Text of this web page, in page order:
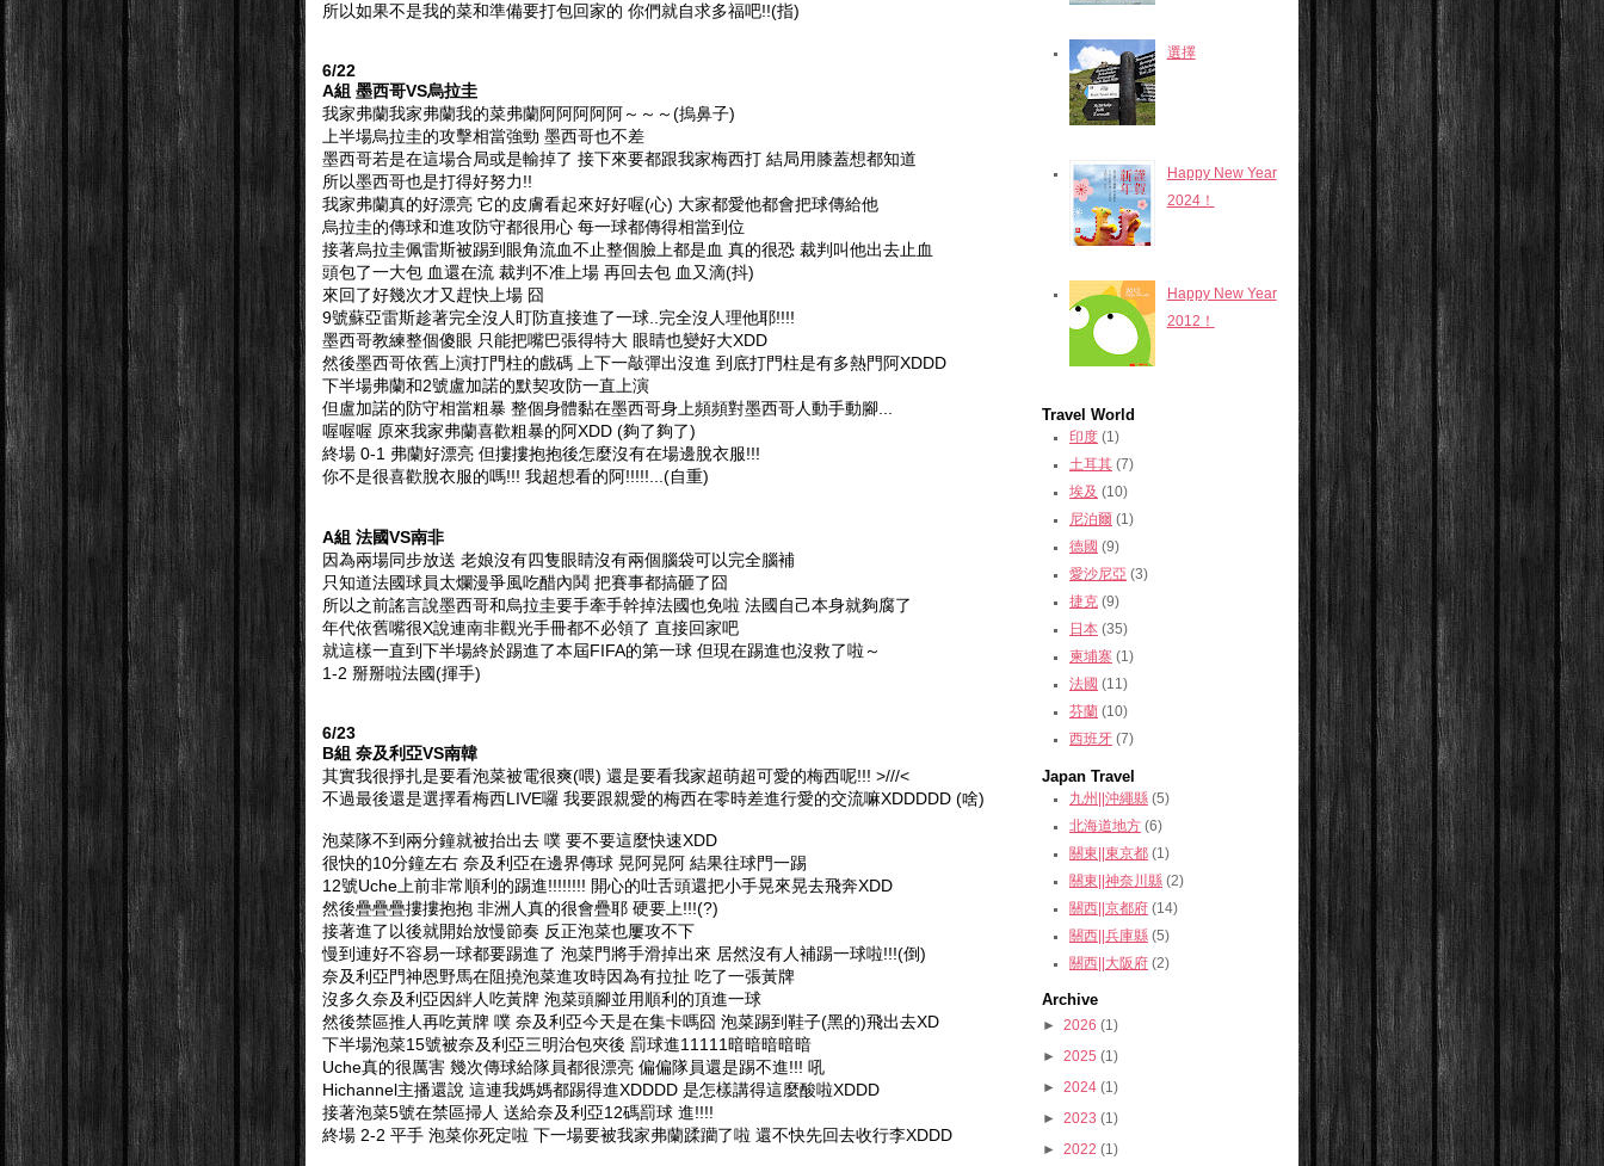
所以如果不是我的菜和準備要打包回家的 你們就自求多福吧!!(指)
6/22
A組 墨西哥VS烏拉圭
我家弗蘭我家弗蘭我的菜弗蘭阿阿阿阿阿～～～(摀鼻子)
上半場烏拉圭的攻擊相當強勁 墨西哥也不差
墨西哥若是在這場合局或是輸掉了 接下來要都跟我家梅西打 結局用膝蓋想都知道
所以墨西哥也是打得好努力!!
我家弗蘭真的好漂亮 它的皮膚看起來好好喔(心) 大家都愛他都會把球傳給他
烏拉圭的傳球和進攻防守都很用心 每一球都傳得相當到位
接著烏拉圭佩雷斯被踢到眼角流血不止整個臉上都是血 真的很恐 裁判叫他出去止血
頭包了一大包 血還在流 裁判不准上場 再回去包 血又滴(抖)
來回了好幾次才又趕快上場 囧
9號蘇亞雷斯趁著完全沒人盯防直接進了一球..完全沒人理他耶!!!!
墨西哥教練整個傻眼 只能把嘴巴張得特大 眼睛也變好大XDD
然後墨西哥依舊上演打門柱的戲碼 上下一敲彈出沒進 到底打門柱是有多熱門阿XDDD
下半場弗蘭和2號盧加諾的默契攻防一直上演
但盧加諾的防守相當粗暴 整個身體黏在墨西哥身上頻頻對墨西哥人動手動腳...
喔喔喔 原來我家弗蘭喜歡粗暴的阿XDD (夠了夠了)
終場 0-1 弗蘭好漂亮 但摟摟抱抱後怎麼沒有在場邊脫衣服!!!
你不是很喜歡脫衣服的嗎!!! 我超想看的阿!!!!!...(自重)
A組 法國VS南非
因為兩場同步放送 老娘沒有四隻眼睛沒有兩個腦袋可以完全腦補
只知道法國球員太爛漫爭風吃醋內鬨 把賽事都搞砸了囧
所以之前謠言說墨西哥和烏拉圭要手牽手幹掉法國也免啦 法國自己本身就夠腐了
年代依舊嘴很X說連南非觀光手冊都不必領了 直接回家吧
就這樣一直到下半場終於踢進了本屆FIFA的第一球 但現在踢進也沒救了啦～
1-2 掰掰啦法國(揮手)
6/23
B組 奈及利亞VS南韓
其實我很掙扎是要看泡菜被電很爽(喂) 還是要看我家超萌超可愛的梅西呢!!! >///<
不過最後還是選擇看梅西LIVE囉 我要跟親愛的梅西在零時差進行愛的交流嘛XDDDDD (啥)
泡菜隊不到兩分鐘就被抬出去 噗 要不要這麼快速XDD
很快的10分鐘左右 奈及利亞在邊界傳球 晃阿晃阿 結果往球門一踢
12號Uche上前非常順利的踢進!!!!!!!! 開心的吐舌頭還把小手晃來晃去飛奔XDD
然後疊疊疊摟摟抱抱 非洲人真的很會疊耶 硬要上!!!(?)
接著進了以後就開始放慢節奏 反正泡菜也屢攻不下
慢到連好不容易一球都要踢進了 泡菜門將手滑掉出來 居然沒有人補踢一球啦!!!(倒)
奈及利亞門神恩野馬在阻撓泡菜進攻時因為有拉扯 吃了一張黃牌
沒多久奈及利亞因絆人吃黃牌 泡菜頭腳並用順利的頂進一球
然後禁區推人再吃黃牌 噗 奈及利亞今天是在集卡嗎囧 泡菜踢到鞋子(黑的)飛出去XD
下半場泡菜15號被奈及利亞三明治包夾後 罰球進11111暗暗暗暗暗
Uche真的很厲害 幾次傳球給隊員都很漂亮 偏偏隊員還是踢不進!!! 吼
Hichannel主播還說 這連我媽媽都踢得進XDDDD 是怎樣講得這麼酸啦XDDD
接著泡菜5號在禁區掃人 送給奈及利亞12碼罰球 進!!!!
終場 2-2 平手 泡菜你死定啦 下一場要被我家弗蘭蹂躪了啦 還不快先回去收行李XDDD
選擇
Happy New Year
2024！
Happy New Year
2012！
Travel World
印度 (1)
土耳其 (7)
埃及 (10)
尼泊爾 (1)
德國 (9)
愛沙尼亞 (3)
捷克 (9)
日本 (35)
柬埔寨 (1)
法國 (11)
芬蘭 (10)
西班牙 (7)
Japan Travel
九州||沖繩縣 (5)
北海道地方 (6)
關東||東京都 (1)
關東||神奈川縣 (2)
關西||京都府 (14)
關西||兵庫縣 (5)
關西||大阪府 (2)
Archive
► 2026 (1)
► 2025 (1)
► 2024 (1)
► 2023 (1)
► 2022 (1)